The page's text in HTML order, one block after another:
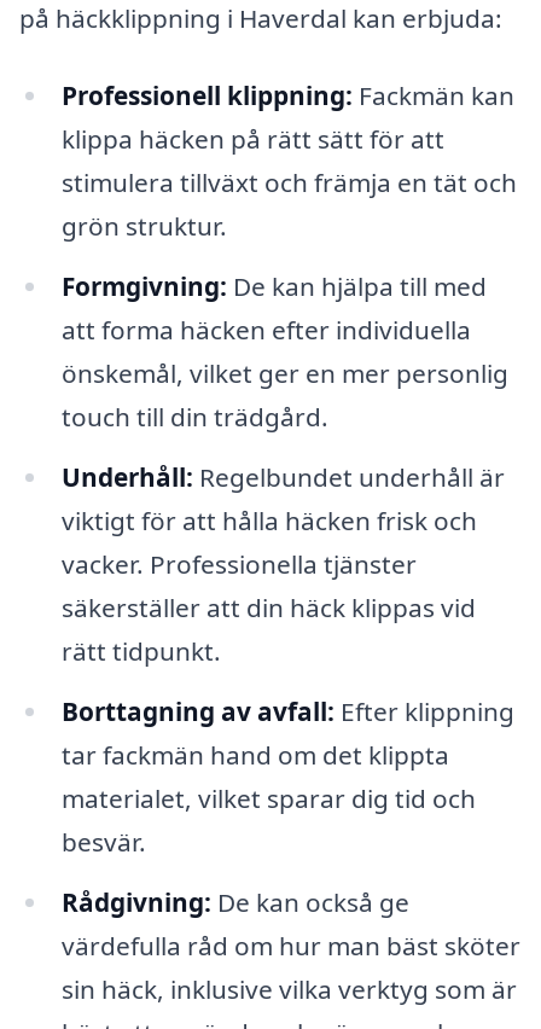
på häckklippning i Haverdal kan erbjuda:
Professionell klippning: Fackmän kan
klippa häcken på rätt sätt för att
stimulera tillväxt och främja en tät och
grön struktur.
Formgivning: De kan hjälpa till med
att forma häcken efter individuella
önskemål, vilket ger en mer personlig
touch till din trädgård.
Underhåll: Regelbundet underhåll är
viktigt för att hålla häcken frisk och
vacker. Professionella tjänster
säkerställer att din häck klippas vid
rätt tidpunkt.
Borttagning av avfall: Efter klippning
tar fackmän hand om det klippta
materialet, vilket sparar dig tid och
besvär.
Rådgivning: De kan också ge
värdefulla råd om hur man bäst sköter
sin häck, inklusive vilka verktyg som är